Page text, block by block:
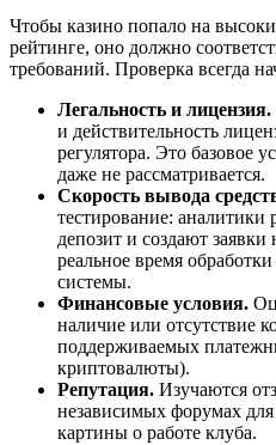
Чтобы казино попало на
рейтинге, оно должно
требований. Проверка всегда
Легальность и лицензия.
и действительность
регулятора. Это базовое
даже не рассматривается.
Скорость вывода
тестирование: аналитики
депозит и создают
реальное время
системы.
Финансовые условия.
наличие или отсутствие
поддерживаемых
криптовалюты).
Репутация. Изучаются
независимых форумах
картины о работе клуба.